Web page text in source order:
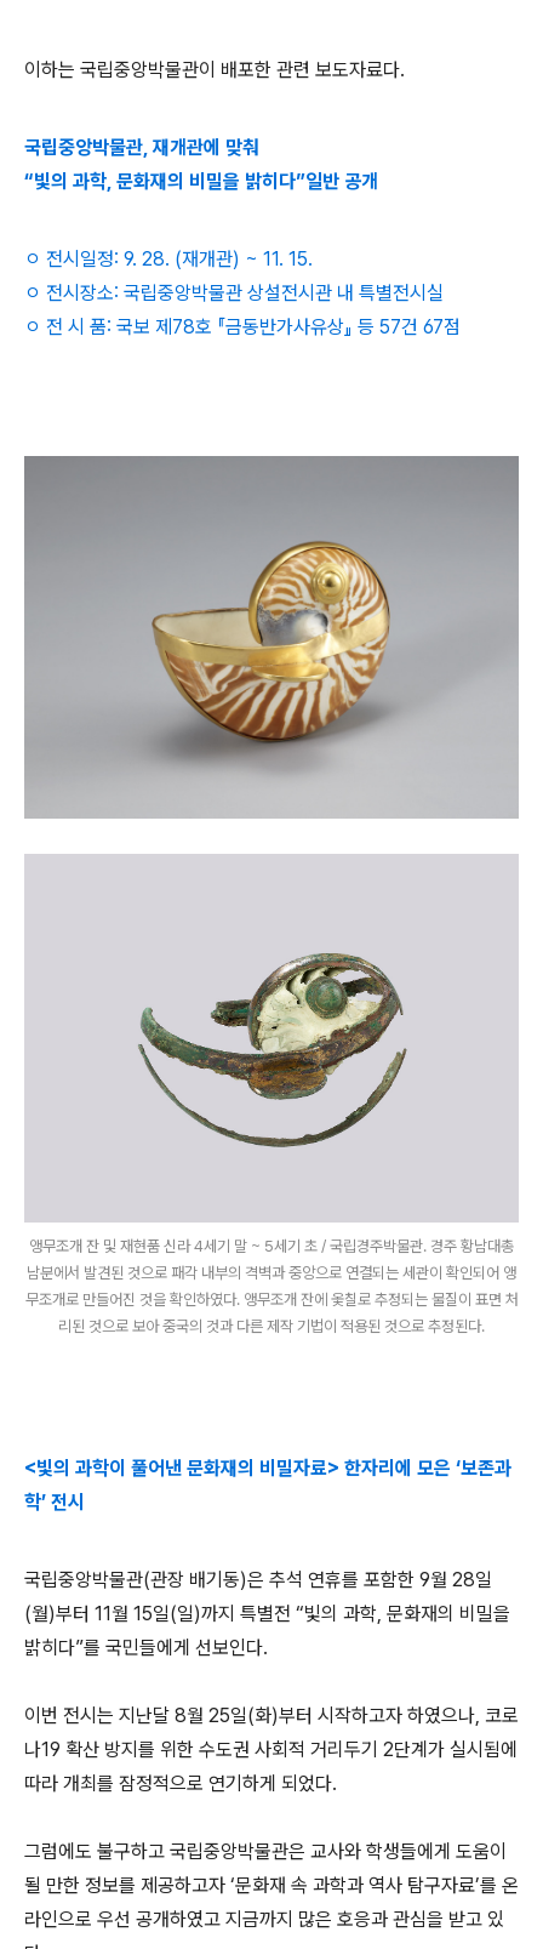
이하는 국립중앙박물관이 배포한 관련 보도자료다.
국립중앙박물관, 재개관에 맞춰
“빛의 과학, 문화재의 비밀을 밝히다”일반 공개
ㅇ 전시일정: 9. 28. (재개관) ~ 11. 15.
ㅇ 전시장소: 국립중앙박물관 상설전시관 내 특별전시실
ㅇ 전 시 품: 국보 제78호 『금동반가사유상』 등 57건 67점
앵무조개 잔 및 재현품 신라 4세기 말 ~ 5세기 초 / 국립경주박물관. 경주 황남대총
남분에서 발견된 것으로 패각 내부의 격벽과 중앙으로 연결되는 세관이 확인되어 앵
무조개로 만들어진 것을 확인하였다. 앵무조개 잔에 옻칠로 추정되는 물질이 표면 처
리된 것으로 보아 중국의 것과 다른 제작 기법이 적용된 것으로 추정된다.
<빛의 과학이 풀어낸 문화재의 비밀자료> 한자리에 모은 ‘보존과
학’ 전시
국립중앙박물관(관장 배기동)은 추석 연휴를 포함한 9월 28일
(월)부터 11월 15일(일)까지 특별전 “빛의 과학, 문화재의 비밀을
밝히다”를 국민들에게 선보인다.
이번 전시는 지난달 8월 25일(화)부터 시작하고자 하였으나, 코로
나19 확산 방지를 위한 수도권 사회적 거리두기 2단계가 실시됨에
따라 개최를 잠정적으로 연기하게 되었다.
그럼에도 불구하고 국립중앙박물관은 교사와 학생들에게 도움이
될 만한 정보를 제공하고자 ‘문화재 속 과학과 역사 탐구자료’를 온
라인으로 우선 공개하였고 지금까지 많은 호응과 관심을 받고 있